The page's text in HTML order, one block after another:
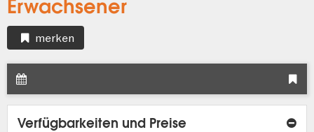
Erwachsener
merken
Verfügbarkeiten und Preise